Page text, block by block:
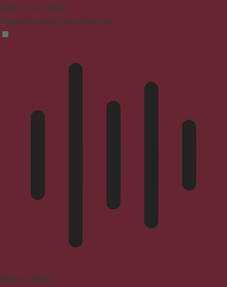
ADHD Friendly Mode
Focused browsing, distraction-free
Blindness Mode